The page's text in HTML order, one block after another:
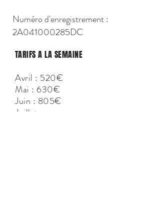
Numéro d'enregistrement :
2A041000285DC
TARIFS A LA SEMAINE
Avril : 520€
Mai : 630€
Juin : 805€
Juillet